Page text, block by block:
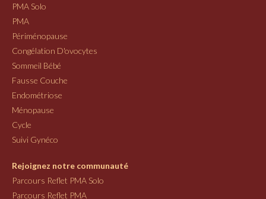
PMA Solo
PMA
Périménopause
Congélation D'ovocytes
Sommeil Bébé
Fausse Couche
Endométriose
Ménopause
Cycle
Suivi Gynéco
Rejoignez notre communauté
Parcours Reflet PMA Solo
Parcours Reflet PMA